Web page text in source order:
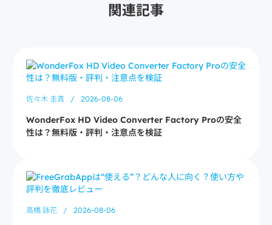
関連記事
佐々木 圭真 / 2026-08-06
WonderFox HD Video Converter Factory Proの安全
性は？無料版・評判・注意点を検証
高橋 詠花 / 2026-08-06